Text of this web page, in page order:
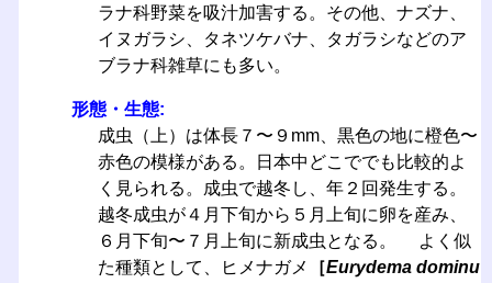
ラナ科野菜を吸汁加害する。その他、ナズナ、
イヌガラシ、タネツケバナ、タガラシなどのア
ブラナ科雑草にも多い。
形態・生態:
成虫（上）は体長７〜９mm、黒色の地に橙色〜
赤色の模様がある。日本中どこででも比較的よ
く見られる。成虫で越冬し、年２回発生する。
越冬成虫が４月下旬から５月上旬に卵を産み、
６月下旬〜７月上旬に新成虫となる。 よく似
た種類として、ヒメナガメ
［Eurydema dominu